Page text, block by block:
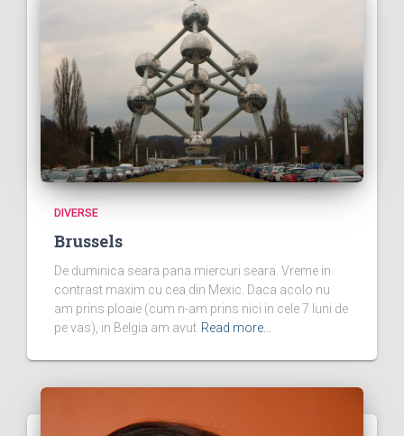
DIVERSE
Brussels
De duminica seara pana miercuri seara. Vreme in
contrast maxim cu cea din Mexic. Daca acolo nu
am prins ploaie (cum n-am prins nici in cele 7 luni de
pe vas), in Belgia am avut Read more…